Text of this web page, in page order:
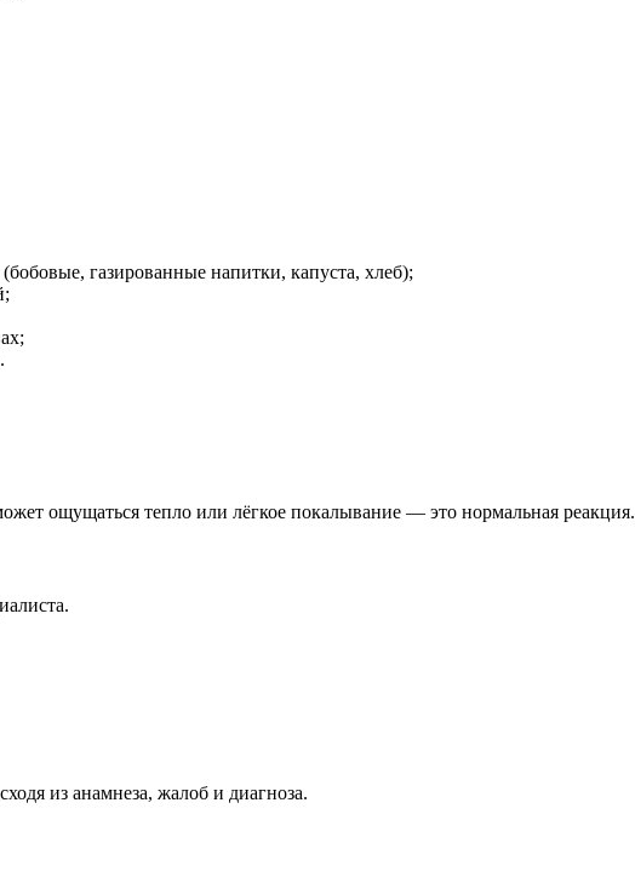
газированные напитки, капуста, хлеб);
ощущаться тепло или лёгкое покалывание — это нормальная реакция.
из анамнеза, жалоб и диагноза.